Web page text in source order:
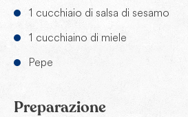
1 cucchiaio di salsa di sesamo
1 cucchiaino di miele
Pepe
Preparazione